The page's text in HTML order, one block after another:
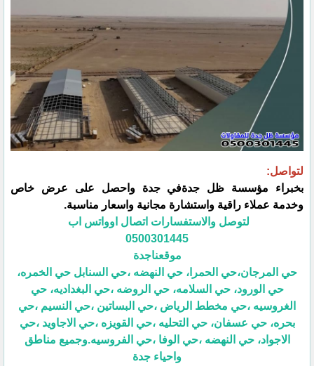
لتواصل:
بخبراء مؤسسة ظل جدةفي جدة واحصل على عرض خاص
وخدمة عملاء راقية واستشارة مجانية واسعار مناسبة.
لتوصل والاستفسارات اتصال اوواتس اب
0500301445
موقعناجدة
حي المرجان،حي الحمرا، حي النهضه ،حي السنابل حي الخمره،
حي الورود، حي السلامه، حي الروضه ،حي البغداديه، حي
الغروسيه ،حي مخطط الرياض ،حي البساتين ،حي النسيم ،حي
بحره، حي عسفان، حي التحليه ،حي القويزه ،حي الاجاويد ،حي
الاجواد، حي النهضه ،حي الوفا ،حي الفروسيه.وجميع مناطق
واحياء جدة